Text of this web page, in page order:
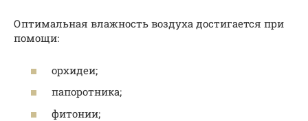
Оптимальная влажность воздуха достигается при
помощи:
орхидеи;
папоротника;
фитонии;